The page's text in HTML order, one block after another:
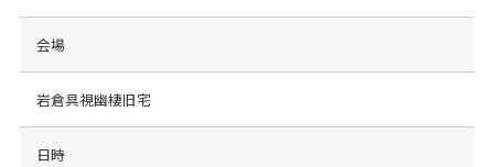
会場
岩倉具視幽棲旧宅
日時